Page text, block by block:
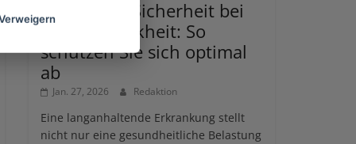
Finanzielle Sicherheit bei
langer Krankheit: So
schützen Sie sich optimal
ab
Jan. 27, 2026 Redaktion
Eine langanhaltende Erkrankung stellt
nicht nur eine gesundheitliche Belastung